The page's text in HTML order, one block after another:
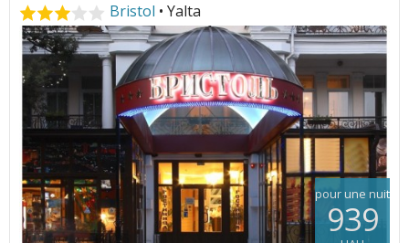
Bristol • Yalta
pour une nuit
939